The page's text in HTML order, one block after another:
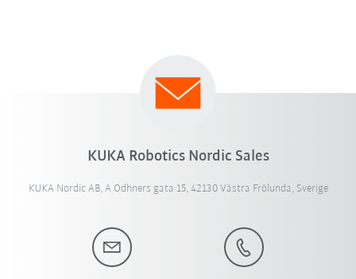
KUKA Robotics Nordic Sales
KUKA Nordic AB, A Odhners gata 15, 42130 Västra Frölunda, Sverige